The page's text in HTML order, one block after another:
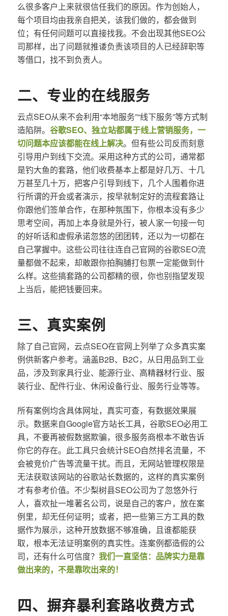
么很多客户上来就很信任我们的原因。作为创始人，
每个项目均由我亲自把关，该我们做的，都会做到
位；有任何问题可以直接找我。不会出现其他SEO公
司那样，出了问题就推诿负责该项目的人已经辞职等
等借口，找不到负责人。
二、专业的在线服务
云点SEO从来不会利用“本地服务”“线下服务”等方式制
造陷阱。 谷歌SEO、独立站都属于线上营销服务，一
切问题本应该都能在线上解决。但有些公司反而刻意
引导用户到线下交流。采用这种方式的公司，通常都
是钓大鱼的套路，他们收费基本上都是好几万、十几
万甚至几十万，把客户引导到线下，几个人围着你进
行所谓的开会或者演示，按早就制定好的流程套路让
你跟他们签单合作，在那种氛围下，你根本没有多少
思考空间，再加上本身就是外行，被人家一句接一句
的好听话和虚假承诺忽悠的团团转，还以为一切都在
自己掌握中。这些公司往往连自己官网的谷歌SEO流
量都做不起来，却敢跟你拍胸脯打包票一定能做到什
么样。这些搞套路的公司都精的很，你也别指望发现
上当后，能把钱要回来。
三、真实案例
除了自己官网，云点SEO在官网上列举了众多真实案
例供新客户参考。涵盖B2B、B2C，从日用品到工业
品，涉及到家具行业、能源行业、高精器材行业、服
装行业、配件行业、休闲设备行业、服务行业等等。
所有案例均含具体网址，真实可查，有数据效果展
示。数据来自Google官方站长工具，谷歌SEO必用工
具，不要再被假数据欺骗，很多服务商根本不敢告诉
你它的存在。此工具只会统计SEO自然排名流量，不
会被竞价广告等流量干扰。而且，无网站管理权限是
无法获取该网站的谷歌站长数据的，这样的真实案例
才有参考价值。不少梨树县SEO公司为了忽悠外行
人，喜欢扯一堆著名公司，说是自己的客户，放在案
例里，却无任何证明；或者，把一些第三方工具的数
据作为展示，这种开放数据不够准确，且谁都能获
取，根本无法证明案例的真实性。连案例都造假的公
司，还有什么可信度？ 我们一直坚信：品牌实力是靠
做出来的，不是靠吹出来的！
四、摒弃暴利套路收费方式